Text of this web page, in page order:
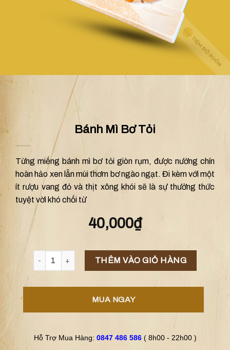
Bánh Mì Bơ Tỏi
Từng miếng bánh mì bơ tỏi giòn rụm, được nướng chín
hoàn hảo xen lẫn mùi thơm bơ ngào ngạt. Đi kèm với một
ít rượu vang đỏ và thịt xông khói sẽ là sự thưởng thức
tuyệt vời khó chối từ
40,000₫
Bánh Mì Bơ Tỏi số lượng
THÊM VÀO GIỎ HÀNG
MUA NGAY
Hỗ Trợ Mua Hàng: 0847 486 586 ( 8h00 - 22h00 )